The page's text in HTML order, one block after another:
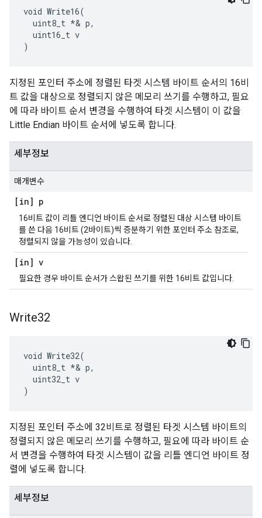
void Write16(
  uint8_t *& p,
  uint16_t v
)
지정된 포인터 주소에 정렬된 타겟 시스템 바이트 순서의 16비
트 값을 대상으로 정렬되지 않은 메모리 쓰기를 수행하고, 필요
에 따라 바이트 순서 변경을 수행하여 타겟 시스템이 이 값을
Little Endian 바이트 순서에 넣도록 합니다.
세부정보
매개변수
[in] p
16비트 값이 리틀 엔디언 바이트 순서로 정렬된 대상 시스템 바이트
를 쓴 다음 16비트 (2바이트)씩 증분하기 위한 포인터 주소 참조로,
정렬되지 않을 가능성이 있습니다.
[in] v
필요한 경우 바이트 순서가 스왑된 쓰기를 위한 16비트 값입니다.
Write32
void Write32(
  uint8_t *& p,
  uint32_t v
)
지정된 포인터 주소에 32비트로 정렬된 타겟 시스템 바이트의
정렬되지 않은 메모리 쓰기를 수행하고, 필요에 따라 바이트 순
서 변경을 수행하여 타겟 시스템이 값을 리틀 엔디언 바이트 정
렬에 넣도록 합니다.
세부정보